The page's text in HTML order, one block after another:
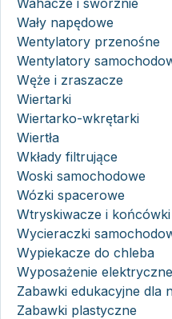
Wały napędowe
Wentylatory przenośne
Wentylatory
Węże i zraszacze
Wiertarki
Wiertarko-wkrętarki
Wiertła
Wkłady filtrujące
Woski samochodowe
Wózki spacerowe
Wtryskiwacze i
Wycieraczki
Wypiekacze do chleba
Wyposażenie elektryczne
Zabawki edukacyjne dla
Zabawki plastyczne